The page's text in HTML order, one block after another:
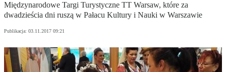
Międzynarodowe Targi Turystyczne TT Warsaw, które za
dwadzieścia dni ruszą w Pałacu Kultury i Nauki w Warszawie
Publikacja: 03.11.2017 09:21